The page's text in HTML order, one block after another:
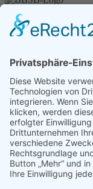
Unser Angebot
Shop
Datenschutz
Kontakt
BBSB-
für
Anmeldung